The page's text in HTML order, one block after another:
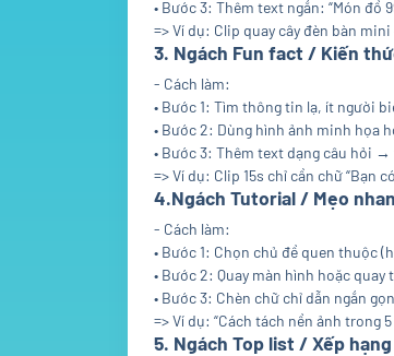
• Bước 3: Thêm text ngắn: “Món đồ
=> Ví dụ: Clip quay cây đèn bàn
3. Ngách Fun fact / Kiến
- Cách làm:
• Bước 1: Tìm thông tin lạ, ít người
• Bước 2: Dùng hình ảnh minh họa
• Bước 3: Thêm text dạng câu hỏi
=> Ví dụ: Clip 15s chỉ cần chữ “Bạn
4.Ngách Tutorial / Mẹo
- Cách làm:
• Bước 1: Chọn chủ đề quen thuộc
• Bước 2: Quay màn hình hoặc quay
• Bước 3: Chèn chữ chỉ dẫn ngắn
=> Ví dụ: “Cách tách nền ảnh trong
5. Ngách Top list / Xếp